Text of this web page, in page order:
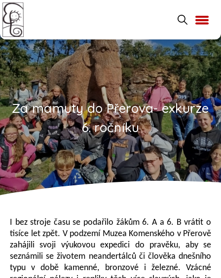
Za mamuty do Přerova- exkurze
6. ročníku
I bez stroje času se podařilo žákům 6. A a 6. B vrátit o
tisíce let zpět. V podzemí Muzea Komenského v Přerově
zahájili svoji výukovou expedici do pravěku, aby se
seznámili se životem neandertálců či člověka dnešního
typu v době kamenné, bronzové i železné. Vzácné